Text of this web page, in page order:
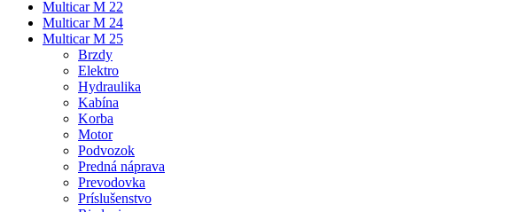
Multicar M 22
Multicar M 24
Multicar M 25
Brzdy
Elektro
Hydraulika
Kabína
Korba
Motor
Podvozok
Predná náprava
Prevodovka
Príslušenstvo